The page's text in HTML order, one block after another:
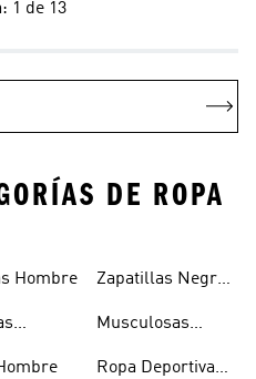
1 de 13
DE ROPA
Hombre
Zapatillas Negras
Musculosas
Ropa Deportiva